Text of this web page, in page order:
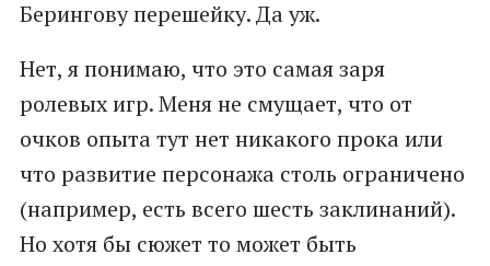
Берингову перешейку. Да уж.
Нет, я понимаю, что это самая заря
ролевых игр. Меня не смущает, что от
очков опыта тут нет никакого прока или
что развитие персонажа столь ограничено
(например, есть всего шесть заклинаний).
Но хотя бы сюжет то может быть